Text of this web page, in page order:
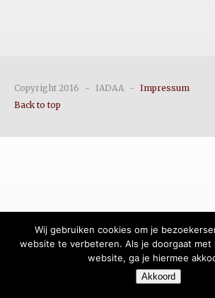
Copyright 2016 - IADAA - Impressum
Back to top
Wij gebruiken cookies om je
website te verbeteren. Als je doorgaat met
website, ga je hiermee
Akkoord